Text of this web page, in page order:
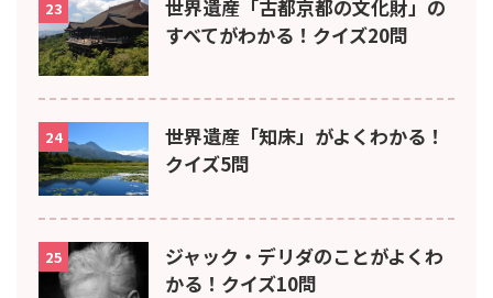
23
世界遺産「古都京都の文化財」の
すべてがわかる！クイズ20問
24
世界遺産「知床」がよくわかる！
クイズ5問
25
ジャック・デリダのことがよくわ
かる！クイズ10問